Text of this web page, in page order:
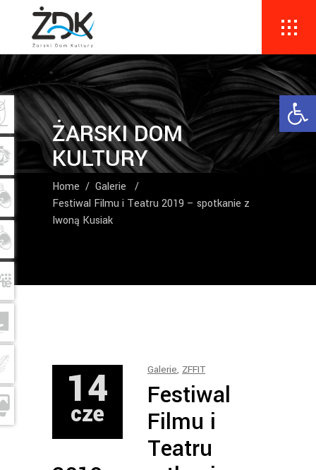
ŻARSKI DOM
KULTURY
Home / Galerie
/
Festiwal Filmu i Teatru 2019 – spotkanie z
Iwoną Kusiak
14
cze
Galerie, ZFFIT
Festiwal
Filmu i
Teatru